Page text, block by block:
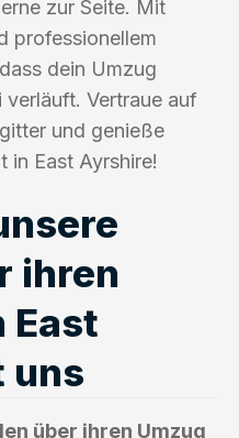
zur Seite. Mit
professionellem
dein Umzug
Vertraue auf
und genieße
in East Ayrshire!
ihren
East
uns
über ihren Umzug